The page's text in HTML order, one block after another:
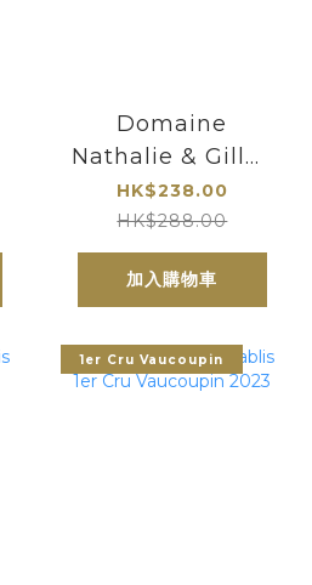
Domaine
Nathalie & Gilles
Fevre Chablis
2023
HK$238.00
HK$288.00
加入購物車
1er Cru Vaucoupin